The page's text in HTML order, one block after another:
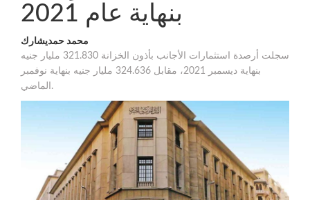
بنهاية عام 2021
محمد حمديشارك
سجلت أرصدة استثمارات الأجانب بأذون الخزانة 321.830 مليار جنيه
بنهاية ديسمبر 2021، مقابل 324.636 مليار جنيه بنهاية نوفمبر
الماضي.